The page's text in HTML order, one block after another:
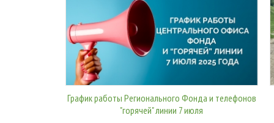
График работы Регионального Фонда и телефонов
"горячей" линии 7 июля